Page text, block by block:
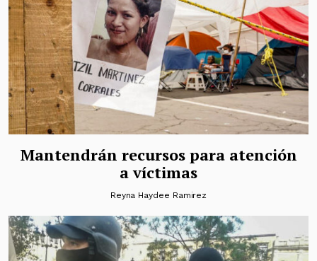
Mantendrán recursos para atención
a víctimas
Reyna Haydee Ramirez